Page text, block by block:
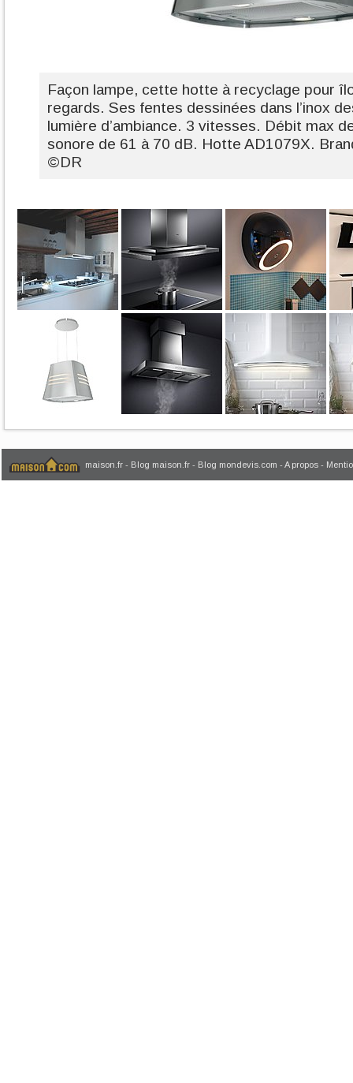
Façon lampe, cette hotte à recyclage pour
regards. Ses fentes dessinées dans l’inox
lumière d’ambiance. 3 vitesses. Débit max
sonore de 61 à 70 dB. Hotte AD1079X.
©DR
maison.fr - Blog maison.fr - Blog mondevis.com - A propos -